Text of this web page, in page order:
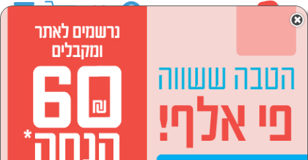
הסתר רשימת קטגוריות
מוצרי חשמל (7)
NOVO
נמצאו 7 מוצרי NOVO
×